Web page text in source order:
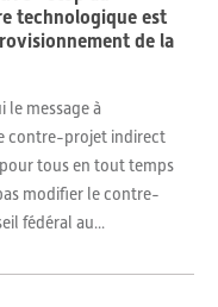
technologique est
de la
le message à
contre-projet indirect
tous en tout temps
modifier le contre-
fédéral au...